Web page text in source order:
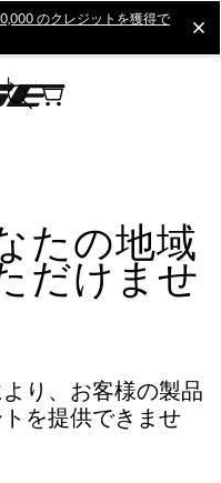
のクレジットを獲得で
たの地域
だけませ
り、お客様の製品
を提供できませ